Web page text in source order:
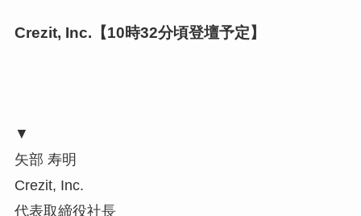
製造・販売するさば寿司専門店『鯖や』を設立。